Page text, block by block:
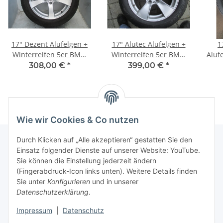
Wie wir Cookies & Co nutzen
Durch Klicken auf „Alle akzeptieren“ gestatten Sie den
Einsatz folgender Dienste auf unserer Website: YouTube.
Sie können die Einstellung jederzeit ändern
(Fingerabdruck-Icon links unten). Weitere Details finden
Sie unter Konfigurieren und in unserer
Datenschutzerklärung.
Impressum Datenschutz
17" Dezent Alufelgen +
Winterreifen 5er BMW
(F10, F11), 6er BMW (F12,
308,00 € *
17" Alutec Alufelgen +
Winterreifen 5er BMW
(F10, F11), 6er BMW (F12)
399,00 € *
Informationen
Gesetzliche Informationen